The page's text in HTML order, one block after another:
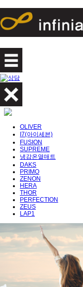
OLIVER
I7(아이세븐)
FUSION
SUPREME
냉감온열매트
DAKS
PRIMO
ZENON
HERA
THOR
PERFECTION
ZEUS
LAP1